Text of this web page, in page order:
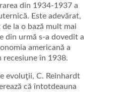
din 1934-1937 a
Este adevărat,
la o bază mult mai
din urmă s-a dovedit a
americană a
în 1938.
evoluţii, C. Reinhardt
că întotdeauna